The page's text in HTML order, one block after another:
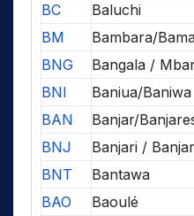
BC
Baluchi
BM
Bambara/
BNG
Bangala /
BNI
Baniua/Baniwa
BAN
Banjar/
BNJ
Banjari /
BNT
Bantawa
BAO
Baoulé